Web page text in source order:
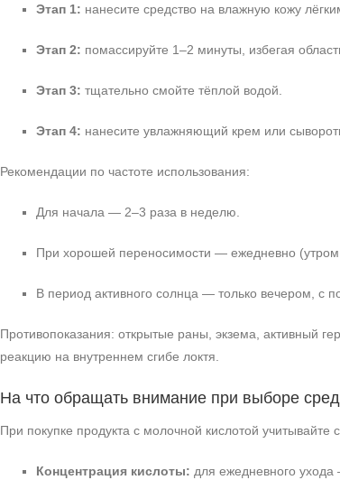
Этап 1: нанесите средство на влажную кожу
Этап 2: помассируйте 1–2 минуты, избегая
Этап 3: тщательно смойте тёплой водой.
Этап 4: нанесите увлажняющий крем или
Рекомендации по частоте использования:
Для начала — 2–3 раза в неделю.
При хорошей переносимости — ежедневно (утром
В период активного солнца — только вечером, с
Противопоказания: открытые раны, экзема, активный
реакцию на внутреннем сгибе локтя.
На что обращать внимание при выборе
При покупке продукта с молочной кислотой
Концентрация кислоты: для ежедневного ухода